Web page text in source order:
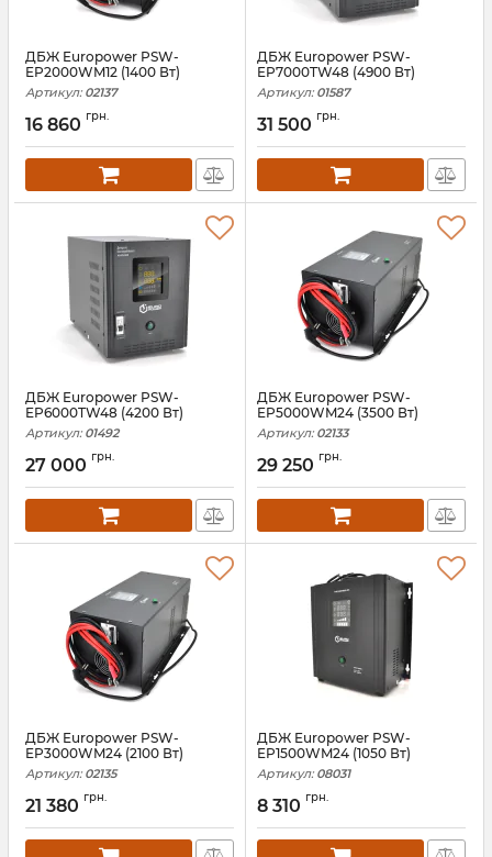
ДБЖ Europower PSW-
EP2000WM12 (1400 Вт)
Артикул: 02137
16 860 грн.
ДБЖ Europower PSW-
EP7000TW48 (4900 Вт)
Артикул: 01587
31 500 грн.
ДБЖ Europower PSW-
EP6000TW48 (4200 Вт)
Артикул: 01492
27 000 грн.
ДБЖ Europower PSW-
EP5000WM24 (3500 Вт)
Артикул: 02133
29 250 грн.
ДБЖ Europower PSW-
EP3000WM24 (2100 Вт)
Артикул: 02135
21 380 грн.
ДБЖ Europower PSW-
EP1500WM24 (1050 Вт)
Артикул: 08031
8 310 грн.